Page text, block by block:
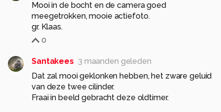
Mooi in de bocht en de camera goed
meegetrokken, mooie actiefoto.
gr. Klaas.
0
Santakees 3 maanden geleden
Dat zal mooi geklonken hebben, het zware geluid
van deze twee cilinder.
Fraai in beeld gebracht deze oldtimer.